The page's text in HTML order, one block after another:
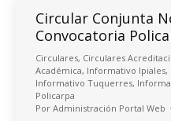
Circular Conjunta
Convocatoria
Circulares, Circulares
Académica, Informativo Ipiales,
Informativo Tuquerres,
Policarpa
Por Administración Portal Web